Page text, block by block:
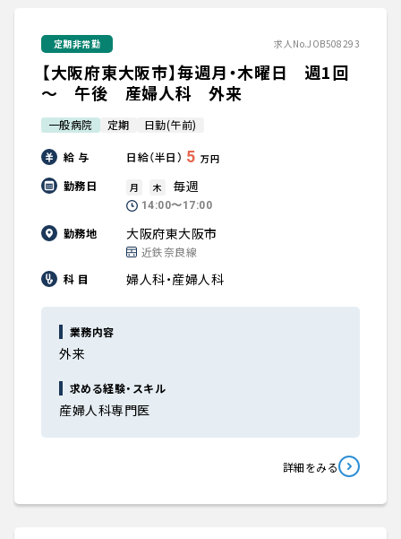
定期非常勤 求人No.JOB508293
【大阪府東大阪市】毎週月・木曜日 週1回
～ 午後 産婦人科 外来
一般病院 定期 日勤(午前)
給 与 日給（半日） 5 万円
勤務日 月 木 毎週
14:00〜17:00
勤務地 大阪府東大阪市
近鉄奈良線
科 目
婦人科・産婦人科
業務内容
外来
求める経験・スキル
産婦人科専門医
詳細をみる